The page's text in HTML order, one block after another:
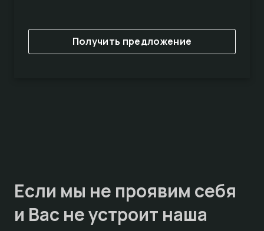
Получить предложение
Если мы не проявим себя
и Вас не устроит наша